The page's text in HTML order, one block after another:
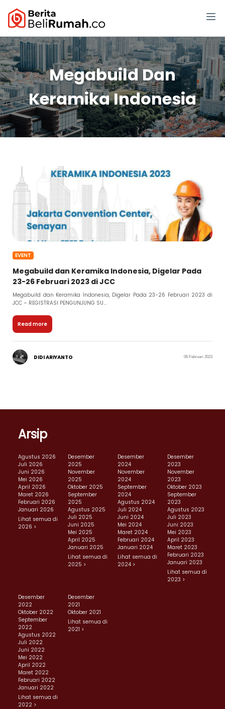
Megabuild Dan
Keramika Indonesia
EVENT
Megabuild dan Keramika Indonesia, Digelar Pada
23-26 Februari 2023 di JCC
Megabuild dan Keramika Indonesia, Digelar Pada 23-26 Februari 2023 di
JCC – REGISTRASI PENGUNJUNG SU...
Read more
DIDI ARIYANTO 06 Februari 2023
Arsip
Agustus 2026
Juli 2026
Juni 2026
Mei 2026
April 2026
Maret 2026
Februari 2026
Januari 2026
Lihat semua di
2026 >
Desember
2025
November
2025
Oktober 2025
September
2025
Agustus 2025
Juli 2025
Juni 2025
Mei 2025
April 2025
Januari 2025
Lihat semua di
2025 >
Desember
2024
November
2024
September
2024
Agustus 2024
Juli 2024
Juni 2024
Mei 2024
Maret 2024
Februari 2024
Januari 2024
Lihat semua di
2024 >
Desember
2023
November
2023
Oktober 2023
September
2023
Agustus 2023
Juli 2023
Juni 2023
Mei 2023
April 2023
Maret 2023
Februari 2023
Januari 2023
Lihat semua di
2023 >
Desember
2022
Oktober 2022
September
2022
Agustus 2022
Juli 2022
Juni 2022
Mei 2022
April 2022
Maret 2022
Februari 2022
Januari 2022
Lihat semua di
2022 >
Desember
2021
Oktober 2021
Lihat semua di
2021 >